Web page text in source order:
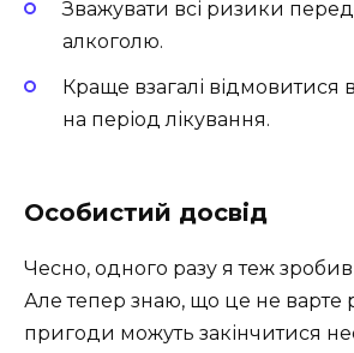
Зважувати всі ризики
алкоголю.
Краще взагалі відмовитися
на період лікування.
Особистий досвід
Чесно, одного разу я теж
Але тепер знаю, що це не варте
пригоди можуть закінчитися